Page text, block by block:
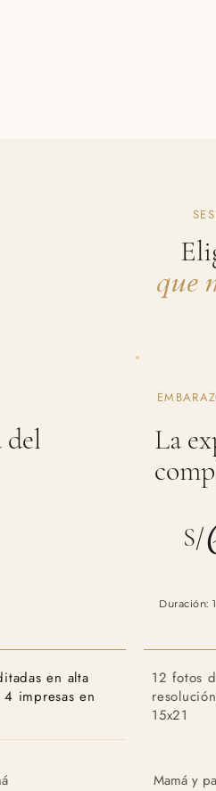
que
del
en alta
impresas en
La
S/
Duración:
12 fotos
15x21
Mamá y